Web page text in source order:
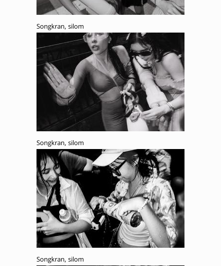
Songkran, silom
Songkran, silom
Songkran, silom